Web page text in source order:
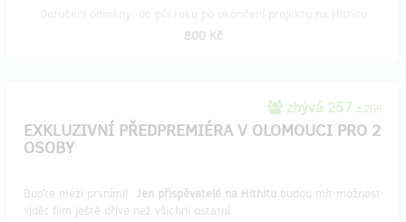
800 Kč
zbývá 257 z 266
EXKLUZIVNÍ PŘEDPREMIÉRA V OLOMOUCI PRO 2
OSOBY
Buďte mezi prvními! Jen přispěvatelé na Hithitu budou mít možnost
vidět film ještě dříve než všichni ostatní.